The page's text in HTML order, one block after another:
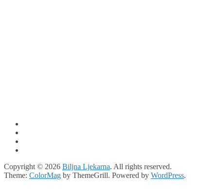
Copyright © 2026 Biljna Ljekarna. All rights reserved.
Theme: ColorMag by ThemeGrill. Powered by WordPress.